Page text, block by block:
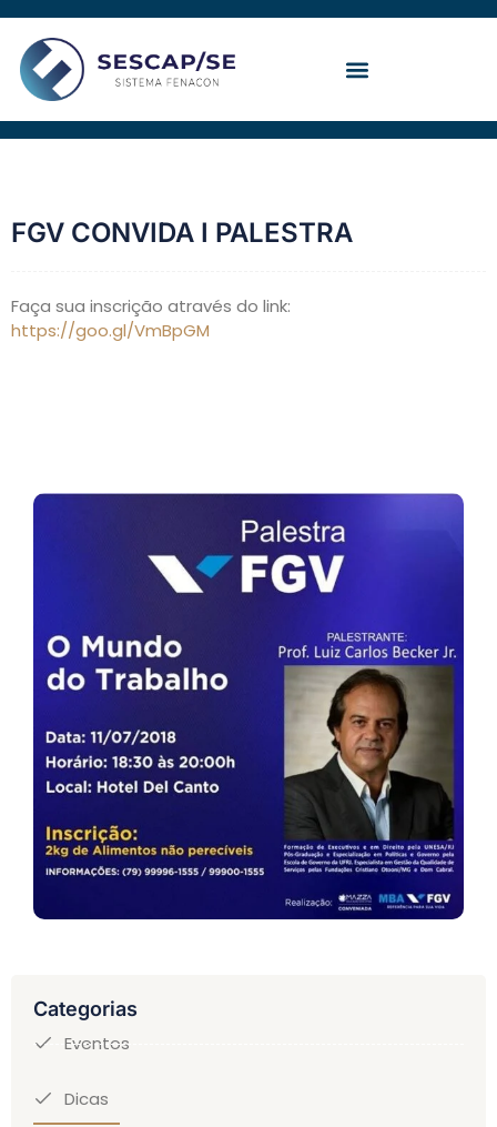
conteúdo
FGV CONVIDA I PALESTRA
Faça sua inscrição através do link:
https://goo.gl/VmBpGM
Categorias
Eventos
Dicas